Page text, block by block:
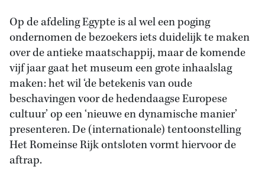
Op de afdeling Egypte is al wel een poging
ondernomen de bezoekers iets duidelijk te maken
over de antieke maatschappij, maar de komende
vijf jaar gaat het museum een grote inhaalslag
maken: het wil ‘de betekenis van oude
beschavingen voor de hedendaagse Europese
cultuur’ op een ‘nieuwe en dynamische manier’
presenteren. De (internationale) tentoonstelling
Het Romeinse Rijk ontsloten vormt hiervoor de
aftrap.